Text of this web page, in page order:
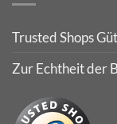
Trusted Shops
Zur Echtheit der